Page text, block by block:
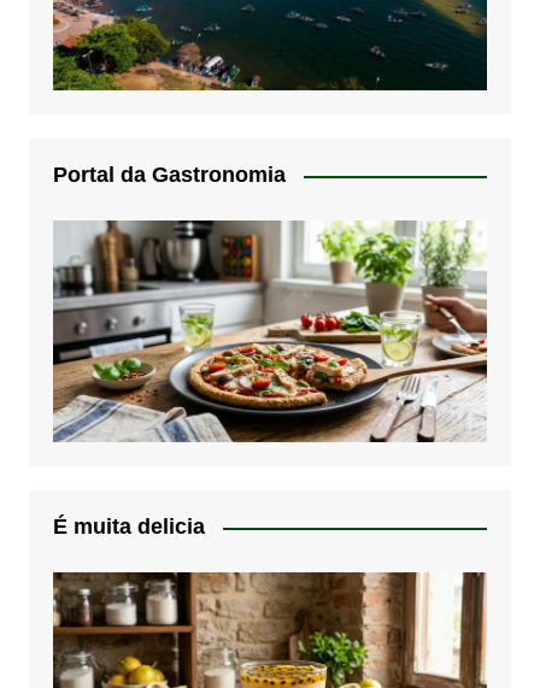
Portal da Gastronomia
É muita delicia